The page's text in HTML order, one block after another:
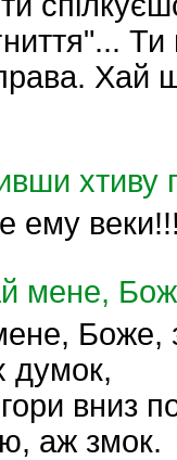
Хай
хтиву
ему
мене,
Боже,
думок,
вниз
аж змок.